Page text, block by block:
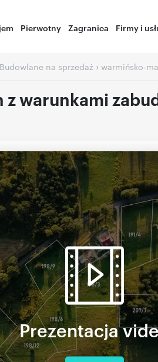
Pierwotny Zagranica Firmy i
na sprzedaż › warmińsko-
z warunkami
Prezentacja